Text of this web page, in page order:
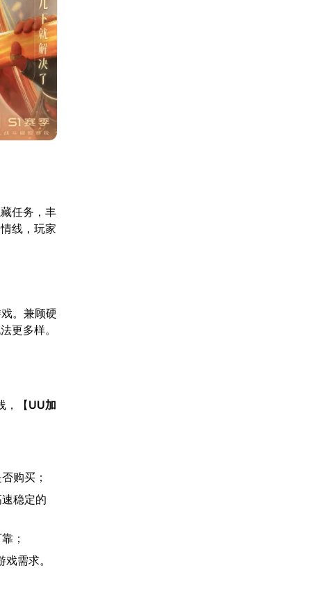
任务，丰
线，玩家
。兼顾硬
更多样。
，【UU加
购买；
稳定的
；
需求。